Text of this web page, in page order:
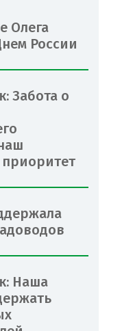
Олега
России
Забота о
Наша